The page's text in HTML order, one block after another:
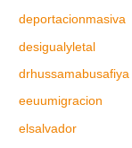
deportacionmasiva
desigualyletal
drhussamabusafiya
eeuumigracion
elsalvador